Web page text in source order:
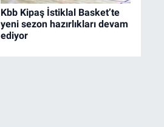
Kbb Kipaş İstiklal Basket’te
yeni sezon hazırlıkları devam
ediyor